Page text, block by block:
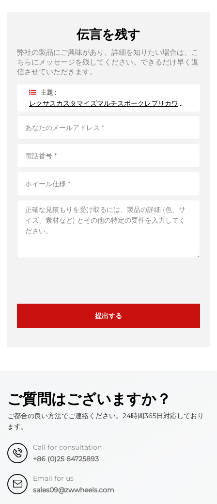
伝言を残す
弊社の製品にご興味があり、詳細を知りたい場合は、こ
ちらにメッセージを残してください。できるだけ早く返
信させていただきます。
主題 :
レクサスカスタマイズマルチスポークレプリカワンピース鍛造リム
提出する
ご質問はございますか？
ご都合の良い方法でご連絡ください。24時間365日対応しており
ます。
Call for consultation
+86 (0)25 84725893
Email for us
sales09@zwwheels.com